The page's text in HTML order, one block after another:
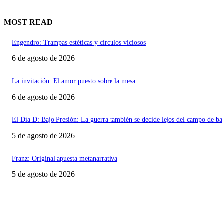
MOST READ
Engendro: Trampas estéticas y círculos viciosos
6 de agosto de 2026
La invitación: El amor puesto sobre la mesa
6 de agosto de 2026
El Día D: Bajo Presión: La guerra también se decide lejos del campo de
5 de agosto de 2026
Franz: Original apuesta metanarrativa
5 de agosto de 2026